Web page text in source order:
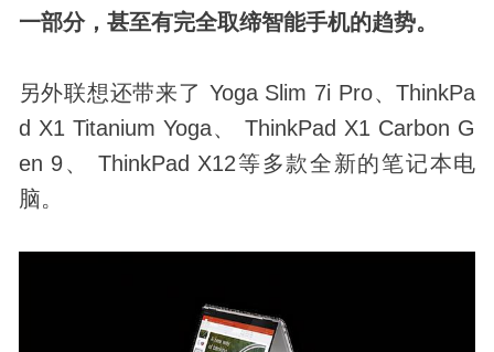
一部分，甚至有完全取缔智能手机的趋势。
另外联想还带来了 Yoga Slim 7i Pro、ThinkPa
d X1 Titanium Yoga、 ThinkPad X1 Carbon G
en 9、 ThinkPad X12等多款全新的笔记本电
脑。